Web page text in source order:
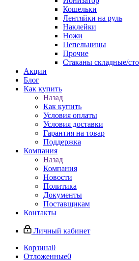
Кошельки
Лентяйки на руль
Наклейки
Ножи
Пепельницы
Прочие
Стаканы складные/
Акции
Блог
Как купить
Назад
Как купить
Условия оплаты
Условия доставки
Гарантия на товар
Поддержка
Компания
Назад
Компания
Новости
Политика
Документы
Поставщикам
Контакты
Личный кабинет
Корзина0
Отложенные0